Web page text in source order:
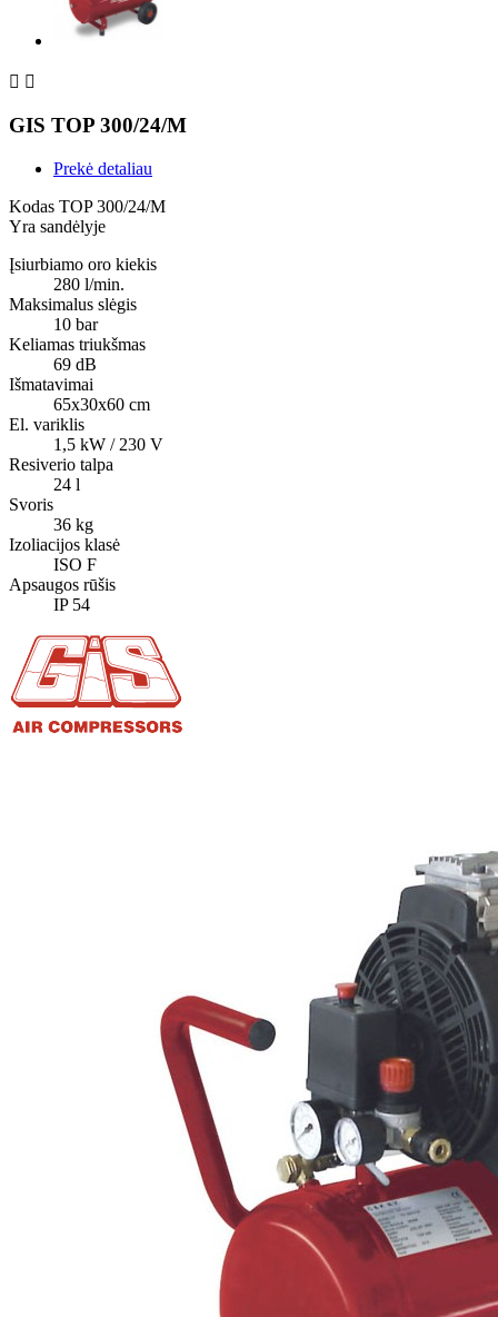
 
GIS TOP 300/24/M
Prekė detaliau
Kodas TOP 300/24/M
Yra sandėlyje
Įsiurbiamo oro kiekis
280 l/min.
Maksimalus slėgis
10 bar
Keliamas triukšmas
69 dB
Išmatavimai
65x30x60 cm
El. variklis
1,5 kW / 230 V
Resiverio talpa
24 l
Svoris
36 kg
Izoliacijos klasė
ISO F
Apsaugos rūšis
IP 54